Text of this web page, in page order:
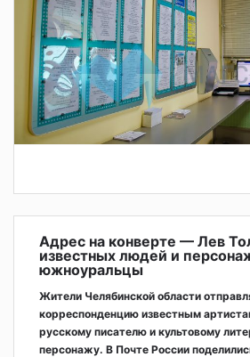
Адрес на конверте — Лев
известных людей и
южноуральцы
Жители Челябинской области
корреспонденцию известным
русскому писателю и культовому
персонажу. В Почте России